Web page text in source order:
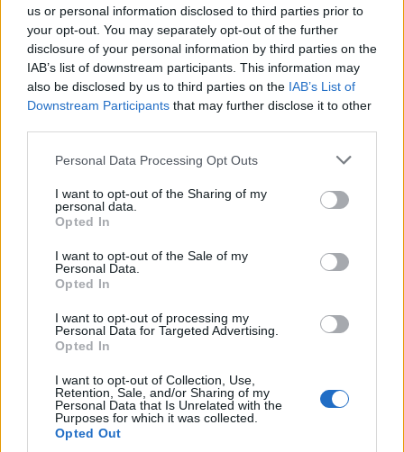
us or personal information disclosed to third parties prior to
your opt-out. You may separately opt-out of the further
disclosure of your personal information by third parties on the
IAB’s list of downstream participants. This information may
also be disclosed by us to third parties on the IAB’s List of
Downstream Participants that may further disclose it to other
Please note that this website/app uses one or more Google
not limited to your visit or usage behaviour. You may click to
grant or deny consent to Google and its third-party tags to
use your data for below specified purposes in below Google
consent section.
Personal Data Processing Opt Outs
I want to opt-out of the Sharing of my
personal data.
Opted In
I want to opt-out of the Sale of my
Personal Data.
Opted In
I want to opt-out of processing my
Personal Data for Targeted Advertising.
Opted In
I want to opt-out of Collection, Use,
Retention, Sale, and/or Sharing of my
Personal Data that Is Unrelated with the
Purposes for which it was collected.
Opted Out
ΣΧΕΤΙΚΑ ΜΕ ΕΜΑΣ